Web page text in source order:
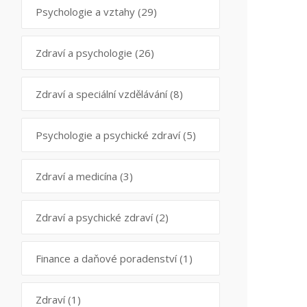
Psychologie a vztahy (29)
Zdraví a psychologie (26)
Zdraví a speciální vzdělávání(8)
Psychologie a psychické zdraví(5)
Zdraví a medicína (3)
Zdraví a psychické zdraví(2)
Finance a daňové poradenství(1)
Zdraví(1)